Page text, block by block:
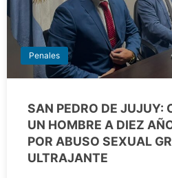
Penales
SAN PEDRO DE JUJUY:
UN HOMBRE A DIEZ
POR ABUSO SEXUAL
ULTRAJANTE